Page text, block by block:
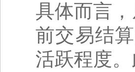
具体而言
前交易结
活跃程度